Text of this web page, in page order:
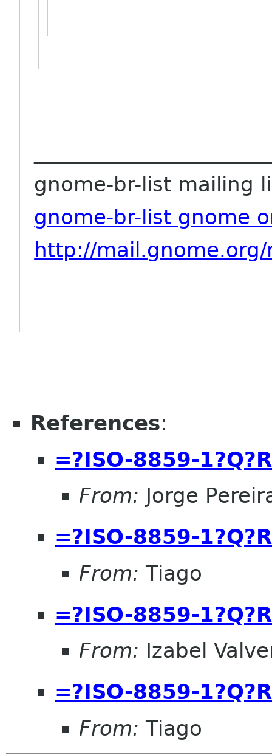
gnome-br-list mailing
gnome-br-list gnome
http://
References:
=?ISO-8859-
From: Jorge
=?ISO-8859-
From: Tiago
=?ISO-8859-
From: Izabel
=?ISO-8859-
From: Tiago